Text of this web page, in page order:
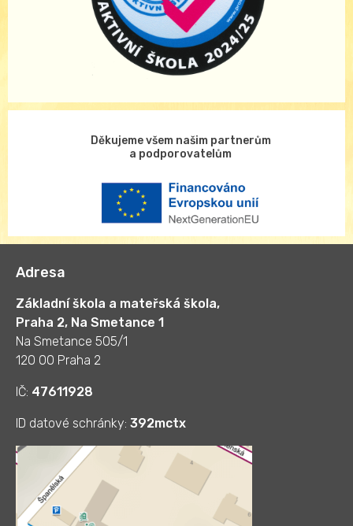
Děkujeme všem našim partnerům
a podporovatelům
Adresa
Základní škola a mateřská škola,
Praha 2, Na Smetance 1
Na Smetance 505/1
120 00 Praha 2
IČ: 47611928
ID datové schránky: 392mctx